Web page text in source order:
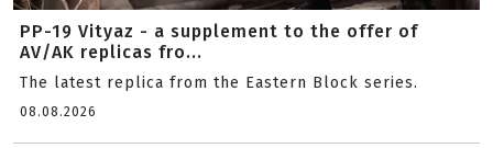
PP-19 Vityaz - a supplement to the offer of
AV/AK replicas fro...
The latest replica from the Eastern Block series.
08.08.2026